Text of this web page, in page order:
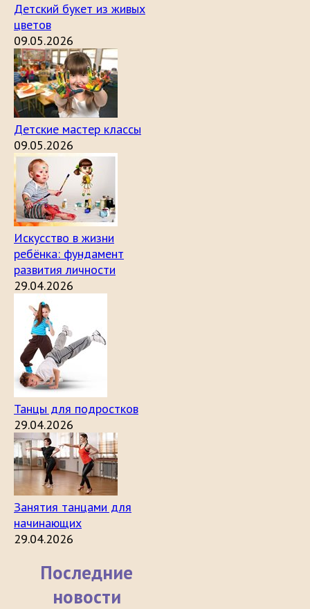
Детский букет из живых
цветов
09.05.2026
Детские мастер классы
09.05.2026
Искусство в жизни
ребёнка: фундамент
развития личности
29.04.2026
Танцы для подростков
29.04.2026
Занятия танцами для
начинающих
29.04.2026
Последние
новости